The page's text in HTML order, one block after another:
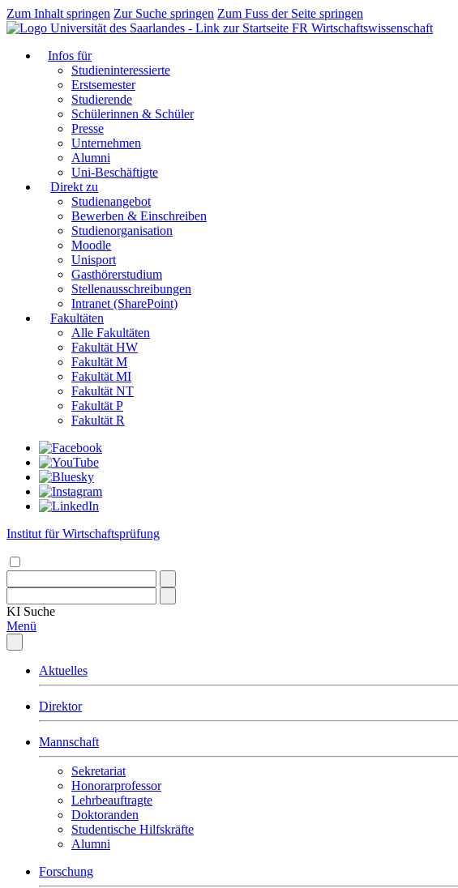
Zum Inhalt springen Zur Suche springen Zum Fuss der Seite springen
FR Wirtschaftswissenschaft
Infos für
Studieninteressierte
Erstsemester
Studierende
Schülerinnen & Schüler
Presse
Unternehmen
Alumni
Uni-Beschäftigte
Direkt zu
Studienangebot
Bewerben & Einschreiben
Studienorganisation
Moodle
Unisport
Gasthörerstudium
Stellenausschreibungen
Intranet (SharePoint)
Fakultäten
Alle Fakultäten
Fakultät HW
Fakultät M
Fakultät MI
Fakultät NT
Fakultät P
Fakultät R
Institut für Wirtschaftsprüfung
KI Suche
Menü
Aktuelles
Direktor
Mannschaft
Sekretariat
Honorarprofessor
Lehrbeauftragte
Doktoranden
Studentische Hilfskräfte
Alumni
Forschung